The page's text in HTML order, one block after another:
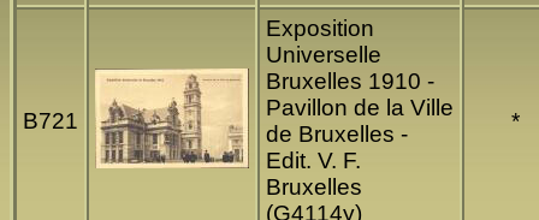
B721
Exposition
Universelle
Bruxelles 1910 -
Pavillon de la Ville
de Bruxelles -
Edit. V. F.
Bruxelles
(G4114y)
*